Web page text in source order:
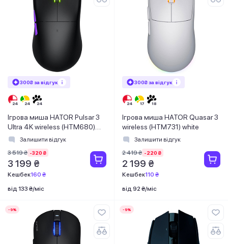
300₴ за відгук
Ігрова миша HATOR Pulsar 3
Ultra 4K wireless (HTM680)
blackЗалишити відгук
3 519 ₴ -320 ₴
3 199 ₴
Кешбек160 ₴
від 133 ₴/міс
300₴ за відгук
Ігрова миша HATOR Quasar 3
wireless (HTM731) white
Залишити відгук
2 419 ₴ -220 ₴
2 199 ₴
Кешбек110 ₴
від 92 ₴/міс
-9% -9%